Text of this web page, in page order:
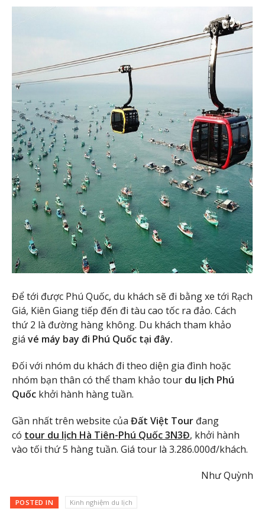
Để tới được Phú Quốc, du khách sẽ đi bằng xe tới Rạch
Giá, Kiên Giang tiếp đến đi tàu cao tốc ra đảo. Cách
thứ 2 là đường hàng không. Du khách tham khảo
giá vé máy bay đi Phú Quốc tại đây.
Đối với nhóm du khách đi theo diện gia đình hoặc
nhóm bạn thân có thể tham khảo tour du lịch Phú
Quốc khởi hành hàng tuần.
Gần nhất trên website của Đất Việt Tour đang
có tour du lịch Hà Tiên-Phú Quốc 3N3Đ, khởi hành
vào tối thứ 5 hàng tuần. Giá tour là 3.286.000đ/khách.
Như Quỳnh
POSTED IN Kinh nghiệm du lịch